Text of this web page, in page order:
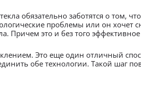
обязательно заботятся о том,
проблемы или он хочет
Причем это и без того
Это еще один отличный
обе технологии. Такой шаг